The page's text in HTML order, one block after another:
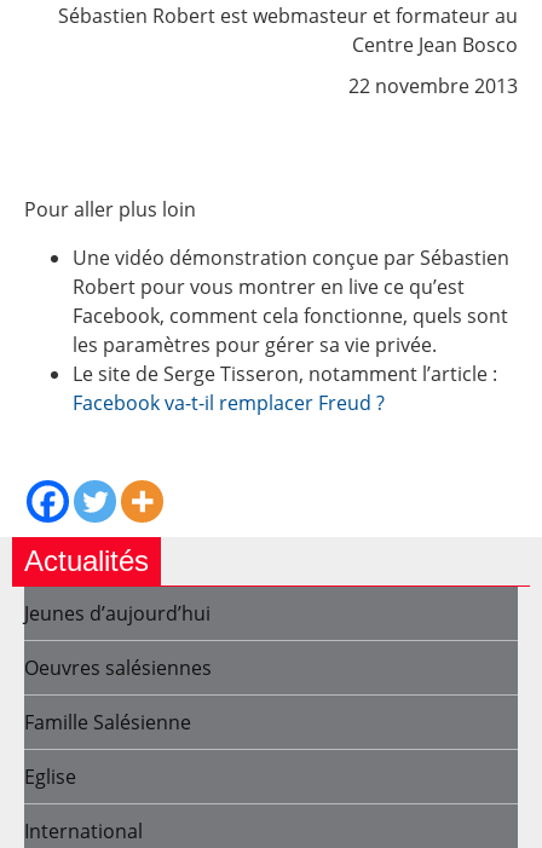
Sébastien Robert est webmasteur et formateur au
Centre Jean Bosco
22 novembre 2013
Pour aller plus loin
Une vidéo démonstration conçue par Sébastien
Robert pour vous montrer en live ce qu’est
Facebook, comment cela fonctionne, quels sont
les paramètres pour gérer sa vie privée.
Le site de Serge Tisseron, notamment l’article :
Facebook va-t-il remplacer Freud ?
Actualités
Jeunes d’aujourd’hui
Oeuvres salésiennes
Famille Salésienne
Eglise
International